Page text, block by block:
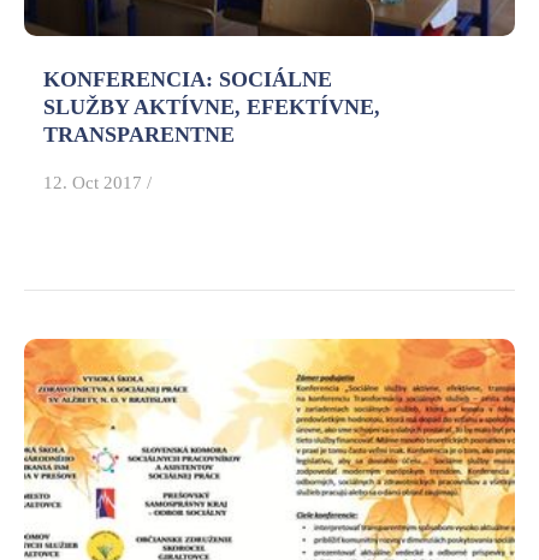
KONFERENCIA: SOCIÁLNE
SLUŽBY AKTÍVNE, EFEKTÍVNE,
TRANSPARENTNE
12. Oct 2017 /